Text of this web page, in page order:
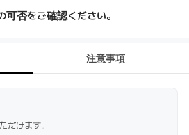
可否をご確認ください。
注意事項
だけます。